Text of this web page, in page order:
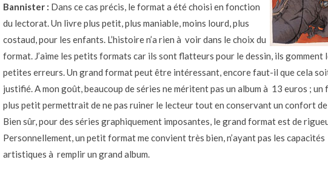
Bannister : Dans ce cas précis, le format a été choisi en fonction
du lectorat. Un livre plus petit, plus maniable, moins lourd, plus
costaud, pour les enfants. L’histoire n’a rien à voir dans le choix du
format. J’aime les petits formats car ils sont flatteurs pour le dessin, ils gomment
petites erreurs. Un grand format peut être intéressant, encore faut-il que cela
justifié. A mon goût, beaucoup de séries ne méritent pas un album à 13 euros ; un
plus petit permettrait de ne pas ruiner le lecteur tout en conservant un confort
Bien sûr, pour des séries graphiquement imposantes, le grand format est de
Personnellement, un petit format me convient très bien, n’ayant pas les capacités
artistiques à remplir un grand album.